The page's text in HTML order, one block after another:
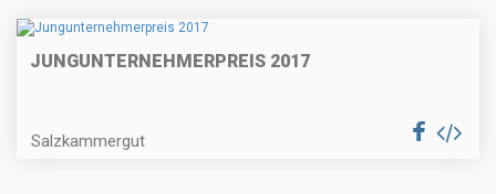
JUNGUNTERNEHMERPREIS 2017
Salzkammergut